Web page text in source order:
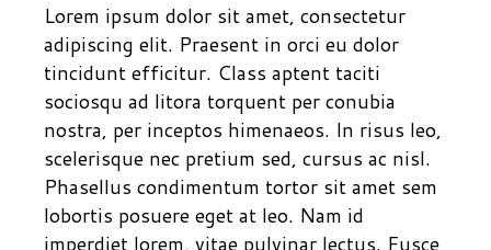
Lorem ipsum dolor sit amet, consectetur
adipiscing elit. Praesent in orci eu dolor
tincidunt efficitur. Class aptent taciti
sociosqu ad litora torquent per conubia
nostra, per inceptos himenaeos. In risus leo,
scelerisque nec pretium sed, cursus ac nisl.
Phasellus condimentum tortor sit amet sem
lobortis posuere eget at leo. Nam id
imperdiet lorem, vitae pulvinar lectus. Fusce